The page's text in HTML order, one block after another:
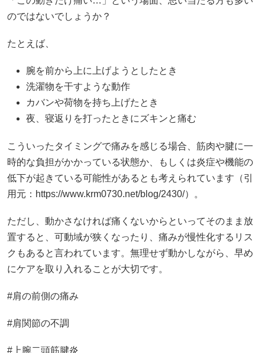
のではないでしょうか？
たとえば、
腕を前から上に上げようとしたとき
洗濯物を干すような動作
カバンや荷物を持ち上げたとき
夜、寝返りを打ったときにズキンと痛む
こういったタイミングで痛みを感じる場合、筋肉や腱に一
時的な負担がかかっている状態か、もしくは炎症や機能の
低下が起きている可能性があるとも考えられています（引
用元：https://www.krm0730.net/blog/2430/）。
ただし、動かさなければ痛くないからといってそのまま放
置すると、可動域が狭くなったり、痛みが慢性化するリス
クもあると言われています。無理せず動かしながら、早め
にケアを取り入れることが大切です。
#肩の前側の痛み
#肩関節の不調
#上腕二頭筋腱炎